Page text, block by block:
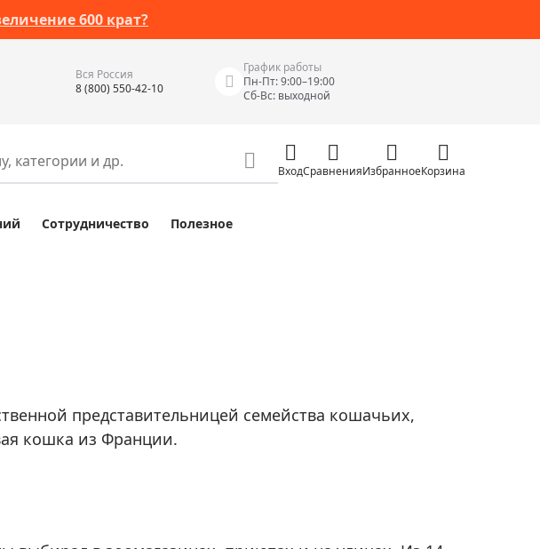
600 крат?
Вся Россия
8 (800) 550-42-10
График работы
Пн-Пт: 9:00–19:00
Сб-Вс: выходной
дальномеры
Измерительные инструменты
ВходСравненияИзбранноеКорзина
Сотрудничество Полезное
представительницей семейства кошачьих,
кошка из Франции.